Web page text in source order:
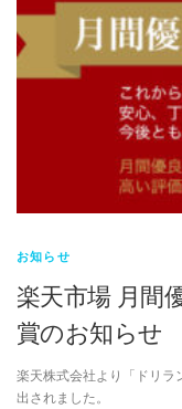
お知らせ
楽天市場 月間
賞のお知らせ
楽天株式会社より「ドリ
出されました。